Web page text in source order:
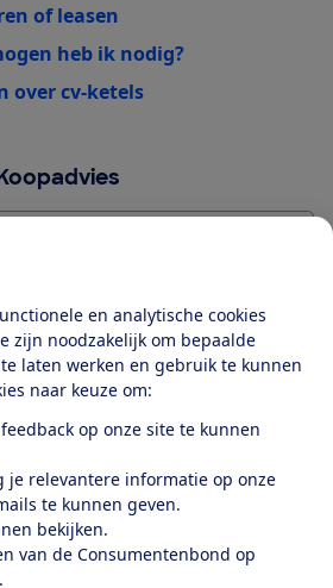
en analytische cookies
zijn noodzakelijk om bepaalde
laten werken en gebruik te kunnen
naar keuze om:
op onze site te kunnen
je relevantere informatie op onze
te kunnen geven.
bekijken.
van de Consumentenbond op
of leasen
heb ik nodig?
over cv-ketels
en tips in je mailbox. In onze
e-mails voor je personaliseren.